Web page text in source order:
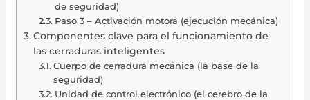
de seguridad)
Paso 3 – Activación motora (ejecución mecánica)
Componentes clave para el funcionamiento de
las cerraduras inteligentes
Cuerpo de cerradura mecánica (la base de la
seguridad)
Unidad de control electrónico (el cerebro de la